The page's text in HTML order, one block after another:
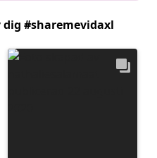
#sharemevidaxl